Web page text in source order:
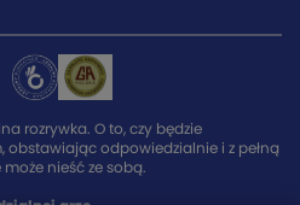
rozrywka. O to, czy będzie
obstawiając odpowiedzialnie i z pełną
nieść ze sobą.